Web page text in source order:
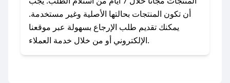
يلي:
- اضغط على أيقونة متابعة لمتجر ون شوت في
تطبيق صحصح.
أن تكون المنتجات بحالتها الأصلية وغير مستخدمة.
يمكنك تقديم طلب الإرجاع بسهولة عبر موقعنا
الإلكتروني أو من خلال خدمة العملاء.